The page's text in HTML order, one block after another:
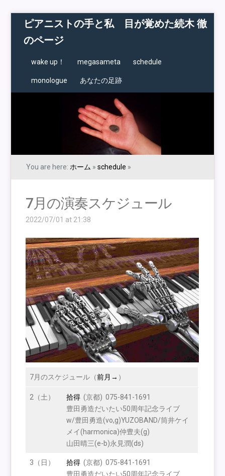
ピアニストの手と私 目が覚めた続木 徹
のページ
wake up！ megasameta schedule
monologue あなたの足跡
You are here: ホーム »schedule »
7月の演奏スケジュール
2022/07/01 at 21:38
7月のスケジュール（前月→ ）
2（土） 拾得 (京都) 075-841-1691
豊田勇造だいたい50周年記念ライブ
w/豊田勇造(vo,g)YUZOBAND/筒井ケイ
メイ(harmonica)仲豊夫(g)
山田晴三(e-b)永見潤(ds)
3（日） 拾得 (京都) 075-841-1691
豊田勇造だいたい50周年記念ライブ